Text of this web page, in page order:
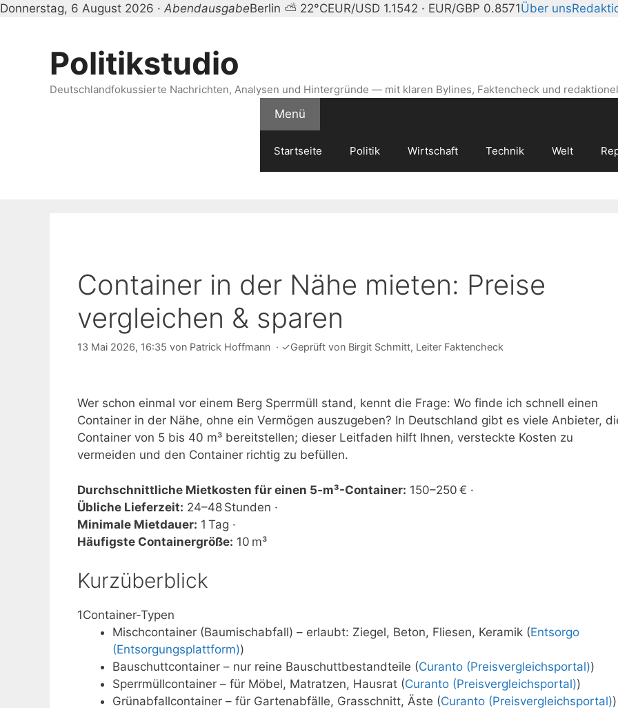
Donnerstag, 6 August 2026 · AbendausgabeBerlin ⛅ 22°CEUR/USD 1.1542 · EUR/GBP 0.8571Über uns
Politikstudio
Deutschlandfokussierte Nachrichten, Analysen und Hintergründe — mit klaren Bylines, Faktencheck und
Menü
Startseite Politik Wirtschaft Technik Welt
Container in der Nähe mieten: Preise
vergleichen & sparen
13 Mai 2026, 16:35 von Patrick Hoffmann · ✓Geprüft von Birgit Schmitt, Leiter Faktencheck
Wer schon einmal vor einem Berg Sperrmüll stand, kennt die Frage: Wo finde ich schnell einen
Container in der Nähe, ohne ein Vermögen auszugeben? In Deutschland gibt es viele Anbieter,
Container von 5 bis 40 m³ bereitstellen; dieser Leitfaden hilft Ihnen, versteckte Kosten zu
vermeiden und den Container richtig zu befüllen.
Durchschnittliche Mietkosten für einen 5‑m³-Container: 150–250 € ·
Übliche Lieferzeit: 24–48 Stunden ·
Minimale Mietdauer: 1 Tag ·
Häufigste Containergröße: 10 m³
Kurzüberblick
1Container-Typen
Mischcontainer (Baumischabfall) – erlaubt: Ziegel, Beton, Fliesen, Keramik (Entsorgo
(Entsorgungsplattform))
Bauschuttcontainer – nur reine Bauschuttbestandteile (Curanto (Preisvergleichsportal))
Sperrmüllcontainer – für Möbel, Matratzen, Hausrat (Curanto (Preisvergleichsportal))
Grünabfallcontainer – für Gartenabfälle, Grasschnitt, Äste (Curanto (Preisvergleichsportal))